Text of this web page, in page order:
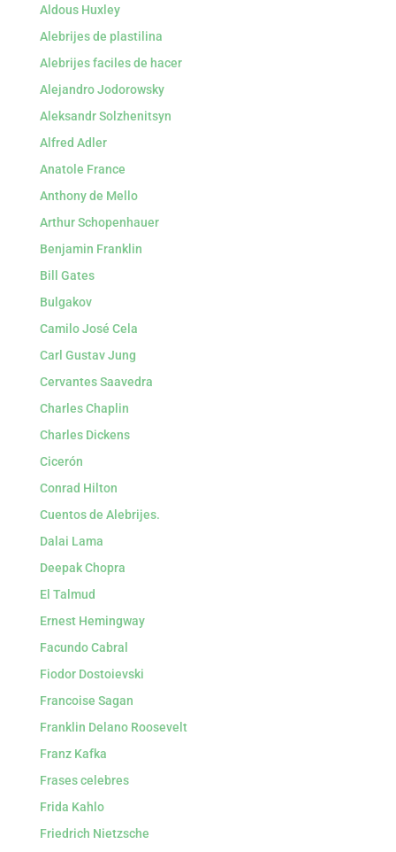
Aldous Huxley
Alebrijes de plastilina
Alebrijes faciles de hacer
Alejandro Jodorowsky
Aleksandr Solzhenitsyn
Alfred Adler
Anatole France
Anthony de Mello
Arthur Schopenhauer
Benjamin Franklin
Bill Gates
Bulgakov
Camilo José Cela
Carl Gustav Jung
Cervantes Saavedra
Charles Chaplin
Charles Dickens
Cicerón
Conrad Hilton
Cuentos de Alebrijes.
Dalai Lama
Deepak Chopra
El Talmud
Ernest Hemingway
Facundo Cabral
Fiodor Dostoievski
Francoise Sagan
Franklin Delano Roosevelt
Franz Kafka
Frases celebres
Frida Kahlo
Friedrich Nietzsche